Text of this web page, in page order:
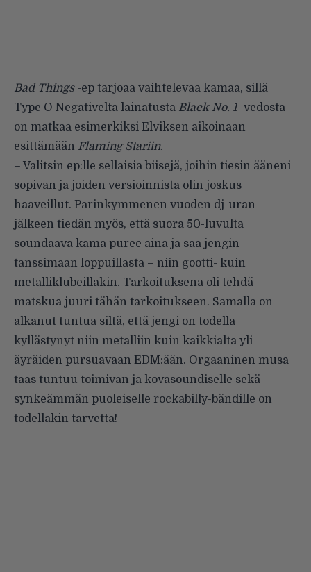
Bad Things-ep tarjoaa vaihtelevaa kamaa, sillä
Type O Negativelta lainatusta Black No. 1-vedosta
on matkaa esimerkiksi Elviksen aikoinaan
esittämään Flaming Stariin.
– Valitsin ep:lle sellaisia biisejä, joihin tiesin ääneni
sopivan ja joiden versioinnista olin joskus
haaveillut. Parinkymmenen vuoden dj-uran
jälkeen tiedän myös, että suora 50-luvulta
soundaava kama puree aina ja saa jengin
tanssimaan loppuillasta – niin gootti- kuin
metalliklubeillakin. Tarkoituksena oli tehdä
matskua juuri tähän tarkoitukseen. Samalla on
alkanut tuntua siltä, että jengi on todella
kyllästynyt niin metalliin kuin kaikkialta yli
äyräiden pursuavaan EDM:ään. Orgaaninen musa
taas tuntuu toimivan ja kovasoundiselle sekä
synkeämmän puoleiselle rockabilly-bändille on
todellakin tarvetta!